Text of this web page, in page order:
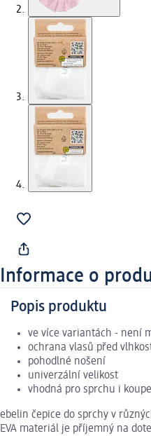
Informace o
Popis produktu
ve více variantách - není
ochrana vlasů před
pohodlné nošení
univerzální velikost
vhodná pro sprchu i
ebelin čepice do sprchy v
EVA materiál je příjemný na